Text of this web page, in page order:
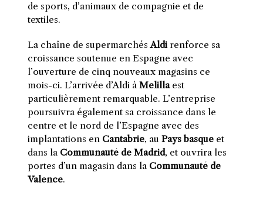
de sports, d’animaux de compagnie et de
textiles.
La chaîne de supermarchésAldirenforce sa
croissance soutenue en Espagne avec
l’ouverture de cinq nouveaux magasins ce
mois-ci. L’arrivée d’Aldi à Melillaest
particulièrement remarquable. L’entreprise
poursuivra également sa croissance dans le
centre et le nord de l’Espagne avec des
implantations en Cantabrie, au Pays basque et
dans la Communauté de Madrid, et ouvrira les
portes d’un magasin dans la Communauté de
Valence.